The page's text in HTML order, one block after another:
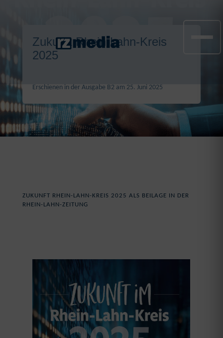
Zukunft Rhein-Lahn-Kreis
2025
Erschienen in der Ausgabe B2 am 25. Juni 2025
ZUKUNFT RHEIN-LAHN-KREIS 2025 ALS BEILAGE IN DER
RHEIN-LAHN-ZEITUNG